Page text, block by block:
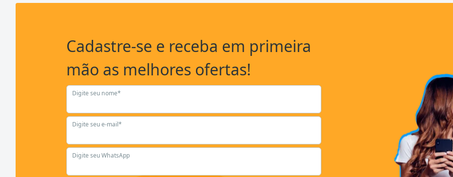
Cadastre-se e receba em primeira
mão as melhores ofertas!
Digite seu nome*
Digite seu e-mail*
Digite seu WhatsApp